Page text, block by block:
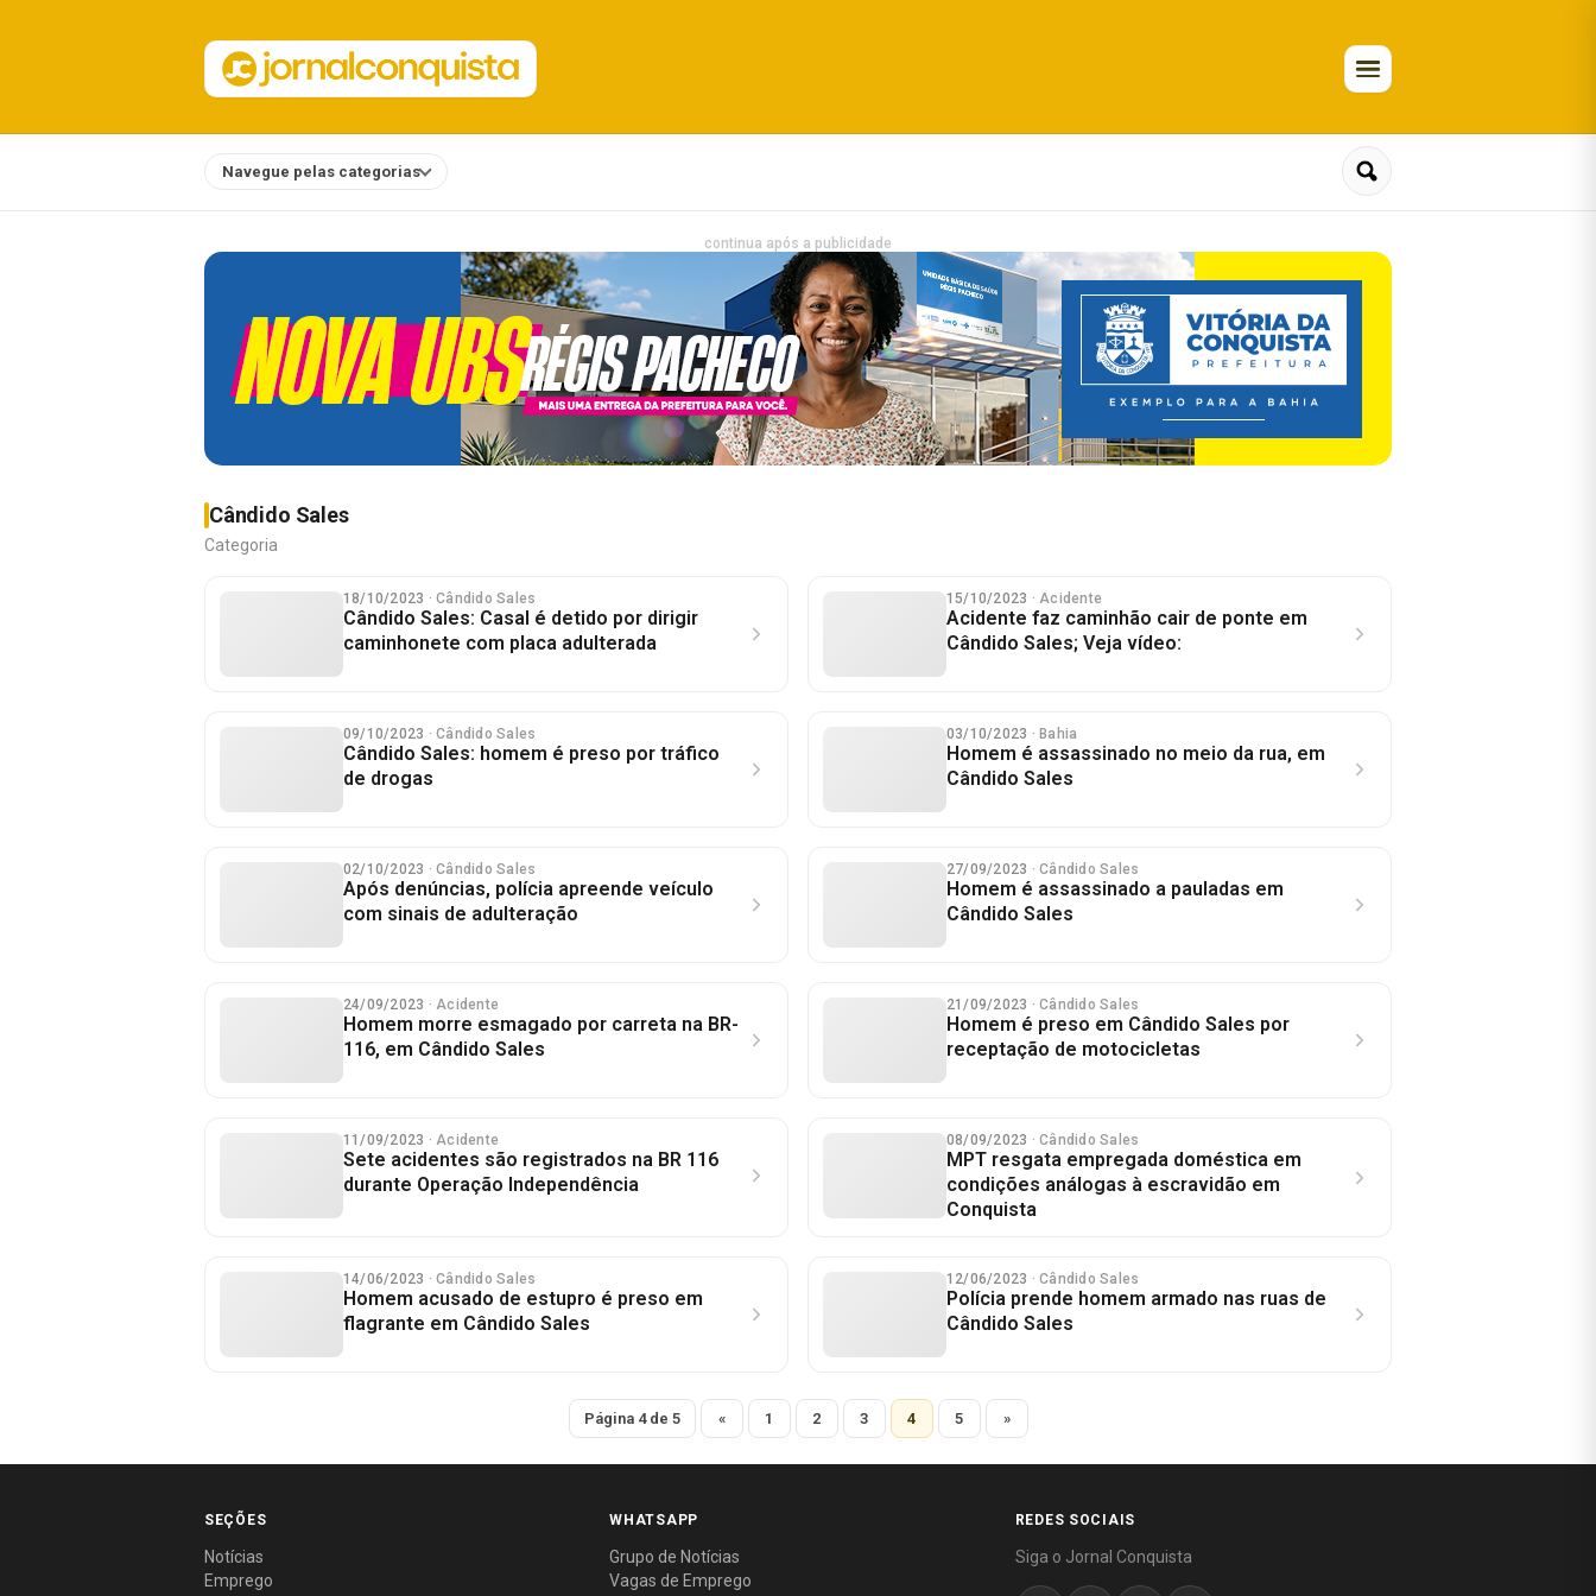
Navegue pelas categorias
continua após a publicidade
Cândido Sales
Categoria
18/10/2023 · Cândido Sales
Cândido Sales: Casal é detido por dirigir
caminhonete com placa adulterada
15/10/2023 · Acidente
Acidente faz caminhão cair de ponte em
Cândido Sales; Veja vídeo:
09/10/2023 · Cândido Sales
Cândido Sales: homem é preso por tráfico
de drogas
03/10/2023 · Bahia
Homem é assassinado no meio da rua, em
Cândido Sales
02/10/2023 · Cândido Sales
Após denúncias, polícia apreende veículo
com sinais de adulteração
27/09/2023 · Cândido Sales
Homem é assassinado a pauladas em
Cândido Sales
24/09/2023 · Acidente
Homem morre esmagado por carreta na BR-
116, em Cândido Sales
21/09/2023 · Cândido Sales
Homem é preso em Cândido Sales por
receptação de motocicletas
11/09/2023 · Acidente
Sete acidentes são registrados na BR 116
durante Operação Independência
08/09/2023 · Cândido Sales
MPT resgata empregada doméstica em
condições análogas à escravidão em
Conquista
14/06/2023 · Cândido Sales
Homem acusado de estupro é preso em
flagrante em Cândido Sales
12/06/2023 · Cândido Sales
Polícia prende homem armado nas ruas de
Cândido Sales
Página 4 de 5 « 1 2 3 4 5 »
SEÇÕES
Notícias
Emprego
WHATSAPP
Grupo de Notícias
Vagas de Emprego
REDES SOCIAIS
Siga o Jornal Conquista